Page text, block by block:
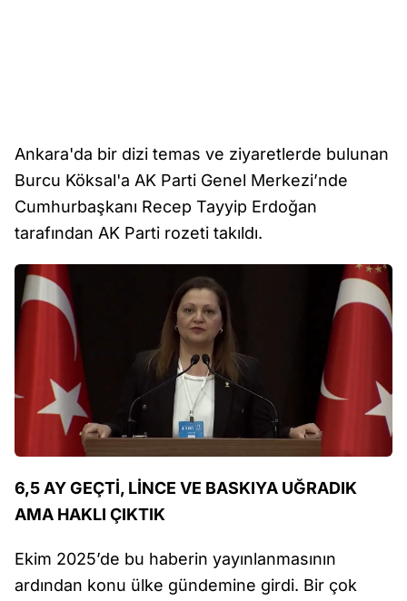
Ankara'da bir dizi temas ve ziyaretlerde bulunan
Burcu Köksal'a AK Parti Genel Merkezi’nde
Cumhurbaşkanı Recep Tayyip Erdoğan
tarafından AK Parti rozeti takıldı.
6,5 AY GEÇTİ, LİNCE VE BASKIYA UĞRADIK
AMA HAKLI ÇIKTIK
Ekim 2025’de bu haberin yayınlanmasının
ardından konu ülke gündemine girdi. Bir çok